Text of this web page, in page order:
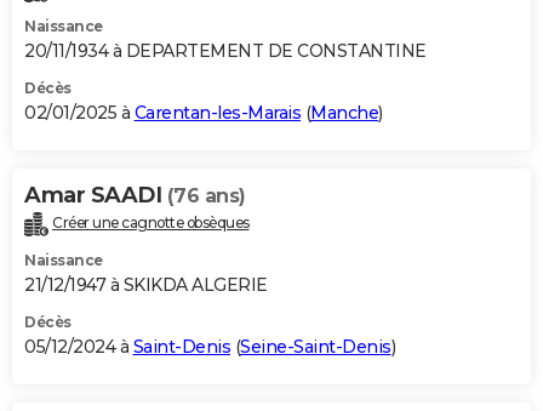
Naissance
20/11/1934 à DEPARTEMENT DE CONSTANTINE
Décès
02/01/2025 à Carentan-les-Marais (Manche)
Amar SAADI (76 ans)
Créer une cagnotte obsèques
Naissance
21/12/1947 à SKIKDA ALGERIE
Décès
05/12/2024 à Saint-Denis (Seine-Saint-Denis)